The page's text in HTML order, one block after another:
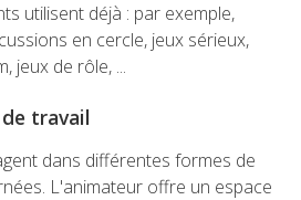
utilisent déjà : par exemple,
en cercle, jeux sérieux,
jeux de rôle, ...
travail
dans différentes formes de
L'animateur offre un espace